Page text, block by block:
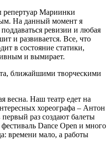
репертуар Мариинки
На данный момент я
ревизии и любая
и развивается. Все, что
в состояние статики,
и вымирает.
ближайшими творческими
весна. Наш театр едет на
хореографа – Антон
раз создают балеты
Dance Open и много
времени мало, а работы